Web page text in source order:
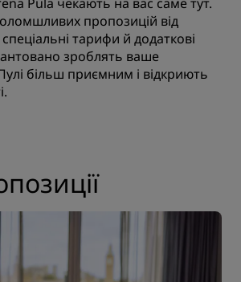
пропозицій від
тарифи й додаткові
зроблять ваше
більш приємним і відкриють